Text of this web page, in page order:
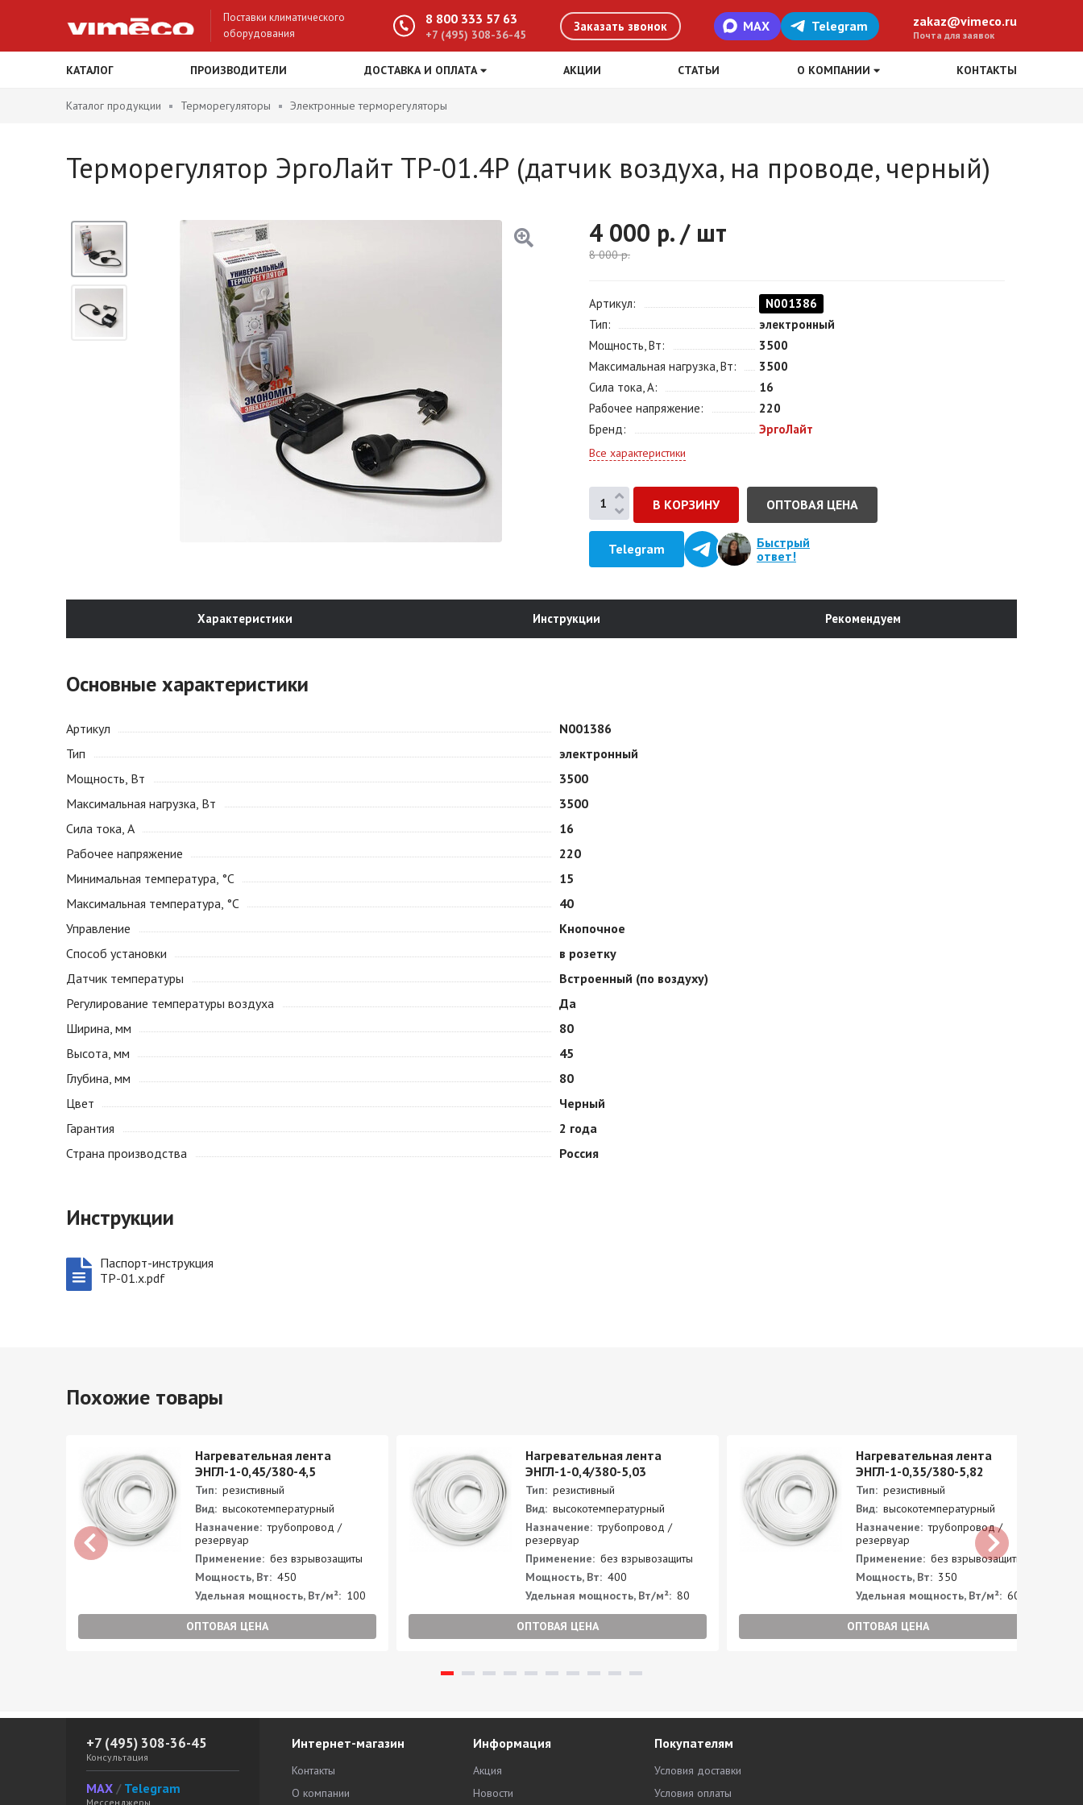
Поставки климатического
оборудования
8 800 333 57 63
+7 (495) 308-36-45
Заказать звонок MAX Telegram zakaz@vimeco.ru
Почта для заявок
КАТАЛОГ ПРОИЗВОДИТЕЛИ ДОСТАВКА И ОПЛАТА АКЦИИ СТАТЬИ О КОМПАНИИ КОНТАКТЫ
Каталог продукции Терморегуляторы Электронные терморегуляторы
Терморегулятор ЭргоЛайт ТР-01.4Р (датчик воздуха, на проводе, черный)
4 000 р. / шт
8 000р.
Артикул
N001386
Тип
электронный
Мощность, Вт
3500
Максимальная нагрузка, Вт
3500
Сила тока, А
16
Рабочее напряжение
220
Бренд
ЭргоЛайт
Все характеристики
ОПТОВАЯ ЦЕНА
Telegram
Быстрый
ответ!
Характеристики Инструкции Рекомендуем
Основные характеристики
Артикул
N001386
Тип
электронный
Мощность, Вт
3500
Максимальная нагрузка, Вт
3500
Сила тока, А
16
Рабочее напряжение
220
Минимальная температура, °С
15
Максимальная температура, °С
40
Управление
Кнопочное
Способ установки
в розетку
Датчик температуры
Встроенный (по воздуху)
Регулирование температуры воздуха
Да
Ширина, мм
80
Высота, мм
45
Глубина, мм
80
Цвет
Черный
Гарантия
2 года
Страна производства
Россия
Инструкции
Паспорт-инструкция
ТР-01.х.pdf
Похожие товары
Нагревательная лента
ЭНГЛ-1-0,45/380-4,5
Тип: резистивный
Вид: высокотемпературный
Назначение: трубопровод /
резервуар
Применение: без взрывозащиты
Мощность, Вт: 450
Удельная мощность, Вт/м²: 100
ОПТОВАЯ ЦЕНА
Нагревательная лента
ЭНГЛ-1-0,4/380-5,03
Тип: резистивный
Вид: высокотемпературный
Назначение: трубопровод /
резервуар
Применение: без взрывозащиты
Мощность, Вт: 400
Удельная мощность, Вт/м²: 80
ОПТОВАЯ ЦЕНА
Нагревательная лента
ЭНГЛ-1-0,35/380-5,82
Тип: резистивный
Вид: высокотемпературный
Назначение: трубопровод /
резервуар
Применение: без взрывозащиты
Мощность, Вт: 350
Удельная мощность, Вт/м²: 60
ОПТОВАЯ ЦЕНА
+7 (495) 308-36-45
Консультация
MAX / Telegram
Мессенджеры
Интернет-магазин
Контакты
О компании
Информация
Акция
Новости
Покупателям
Условия доставки
Условия оплаты